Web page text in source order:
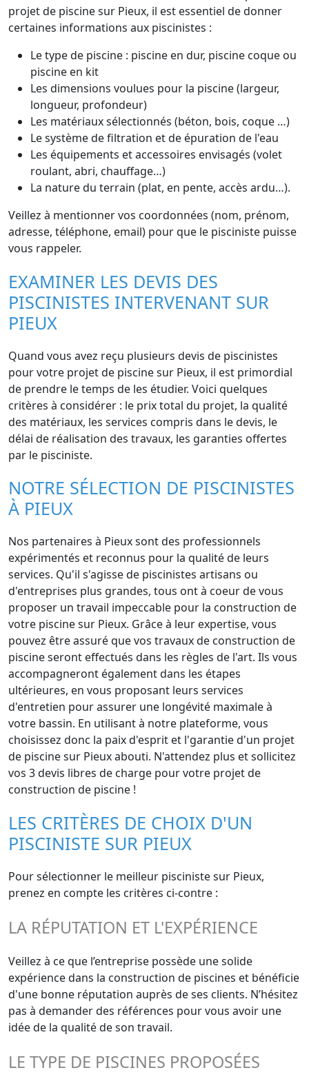
projet de piscine sur Pieux, il est essentiel de donner
certaines informations aux piscinistes :
Le type de piscine : piscine en dur, piscine coque ou
piscine en kit
Les dimensions voulues pour la piscine (largeur,
longueur, profondeur)
Les matériaux sélectionnés (béton, bois, coque …)
Le système de filtration et de épuration de l'eau
Les équipements et accessoires envisagés (volet
roulant, abri, chauffage…)
La nature du terrain (plat, en pente, accès ardu…).
Veillez à mentionner vos coordonnées (nom, prénom,
adresse, téléphone, email) pour que le pisciniste puisse
vous rappeler.
EXAMINER LES DEVIS DES
PISCINISTES INTERVENANT SUR
PIEUX
Quand vous avez reçu plusieurs devis de piscinistes
pour votre projet de piscine sur Pieux, il est primordial
de prendre le temps de les étudier. Voici quelques
critères à considérer : le prix total du projet, la qualité
des matériaux, les services compris dans le devis, le
délai de réalisation des travaux, les garanties offertes
par le pisciniste.
NOTRE SÉLECTION DE PISCINISTES
À PIEUX
Nos partenaires à Pieux sont des professionnels
expérimentés et reconnus pour la qualité de leurs
services. Qu'il s'agisse de piscinistes artisans ou
d'entreprises plus grandes, tous ont à coeur de vous
proposer un travail impeccable pour la construction de
votre piscine sur Pieux. Grâce à leur expertise, vous
pouvez être assuré que vos travaux de construction de
piscine seront effectués dans les règles de l'art. Ils vous
accompagneront également dans les étapes
ultérieures, en vous proposant leurs services
d'entretien pour assurer une longévité maximale à
votre bassin. En utilisant à notre plateforme, vous
choisissez donc la paix d'esprit et l'garantie d'un projet
de piscine sur Pieux abouti. N'attendez plus et sollicitez
vos 3 devis libres de charge pour votre projet de
construction de piscine !
LES CRITÈRES DE CHOIX D'UN
PISCINISTE SUR PIEUX
Pour sélectionner le meilleur pisciniste sur Pieux,
prenez en compte les critères ci-contre :
LA RÉPUTATION ET L'EXPÉRIENCE
Veillez à ce que l’entreprise possède une solide
expérience dans la construction de piscines et bénéficie
d'une bonne réputation auprès de ses clients. N’hésitez
pas à demander des références pour vous avoir une
idée de la qualité de son travail.
LE TYPE DE PISCINES PROPOSÉES